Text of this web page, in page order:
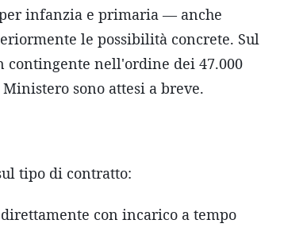
infanzia e primaria — anche
le possibilità concrete. Sul
contingente nell'ordine dei 47.000
sono attesi a breve.
tipo di contratto:
con incarico a tempo